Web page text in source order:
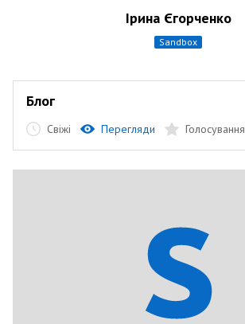
Ірина Єгорченко
sandbox
Блог
Свіжі Перегляди Голосування